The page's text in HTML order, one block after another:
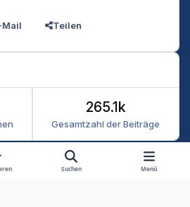
Mail Teilen
Gesamtzahl der Beiträge
265.1k
Suchen Menü